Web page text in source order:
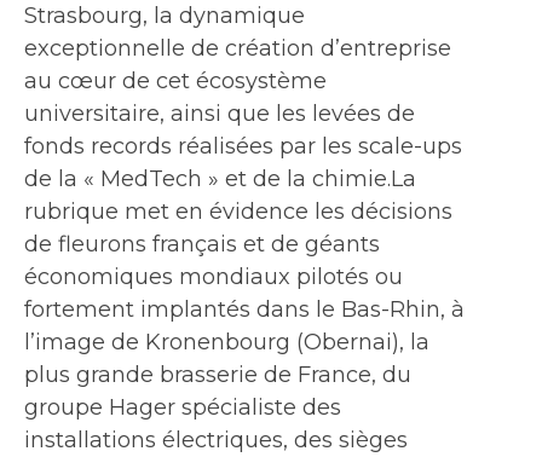
Strasbourg, la dynamique
exceptionnelle de création d’entreprise
au cœur de cet écosystème
universitaire, ainsi que les levées de
fonds records réalisées par les scale-ups
de la « MedTech » et de la chimie.La
rubrique met en évidence les décisions
de fleurons français et de géants
économiques mondiaux pilotés ou
fortement implantés dans le Bas-Rhin, à
l’image de Kronenbourg (Obernai), la
plus grande brasserie de France, du
groupe Hager spécialiste des
installations électriques, des sièges